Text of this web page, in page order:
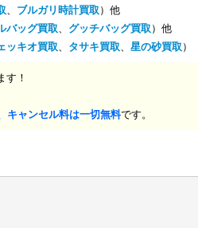
、 ブルガリ時計買取 ）他
バッグ買取、 グッチバッグ買取 ）他
ッキオ買取、 タサキ買取、 星の砂買取 ）
す！
キャンセル料は一切無料です。